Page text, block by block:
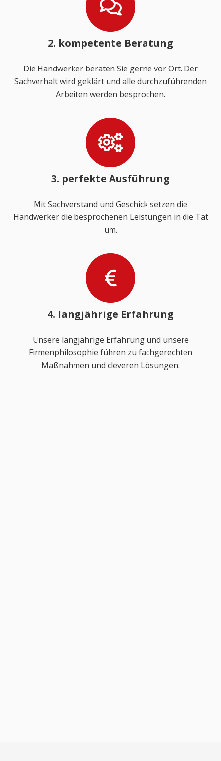
2. kompetente Beratung
Die Handwerker beraten Sie gerne vor Ort. Der
Sachverhalt wird geklärt und alle durchzuführenden
Arbeiten werden besprochen.
3. perfekte Ausführung
Mit Sachverstand und Geschick setzen die
Handwerker die besprochenen Leistungen in die Tat
um.
4. langjährige Erfahrung
Unsere langjährige Erfahrung und unsere
Firmenphilosophie führen zu fachgerechten
Maßnahmen und cleveren Lösungen.